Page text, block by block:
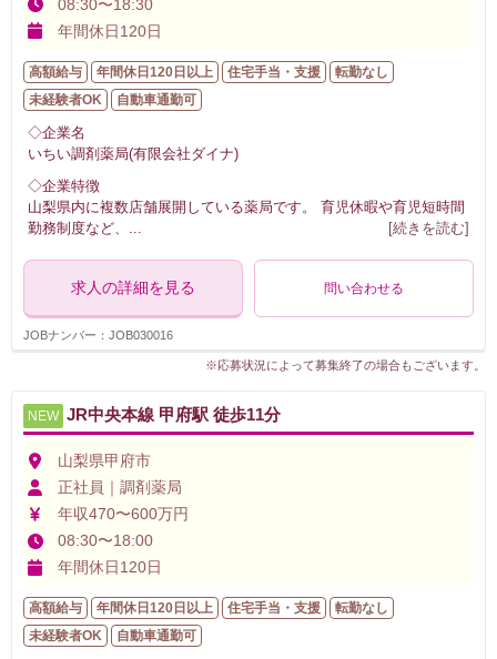
08:30〜18:30
年間休日120日
高額給与 年間休日120日以上 住宅手当・支援
転勤なし
未経験者OK
自動車通勤可
◇企業名
いちい調剤薬局(有限会社ダイナ)
◇企業特徴
山梨県内に複数店舗展開している薬局です。 育児休暇や育児短時間
勤務制度など、
[続きを読む]
求人の詳細を見る 問い合わせる
JOBナンバー：JOB030016
※応募状況によって募集終了の場合もございます。
NEW JR中央本線 甲府駅 徒歩11分
山梨県甲府市
正社員｜調剤薬局
年収470〜600万円
08:30〜18:00
年間休日120日
高額給与 年間休日120日以上 住宅手当・支援
転勤なし
未経験者OK
自動車通勤可